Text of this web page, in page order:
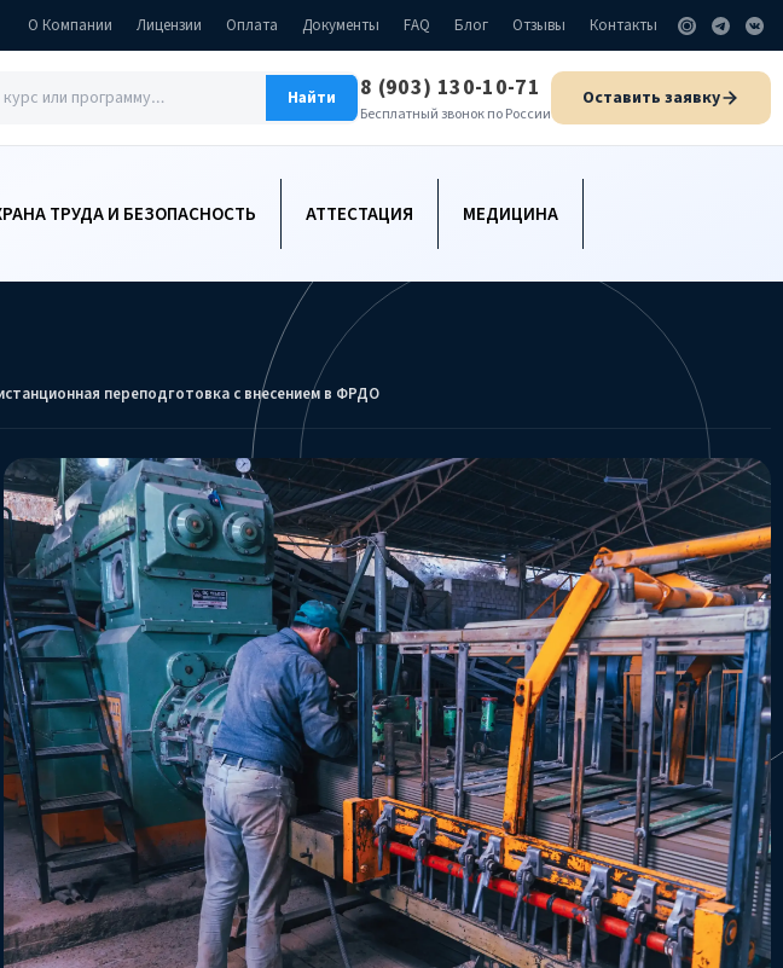
О Компании Лицензии Оплата Документы FAQ Блог Отзывы Контакты
Найти 8 (903) 130-10-71
Бесплатный звонок по России
Оставить заявку
ТРУДА И БЕЗОПАСНОСТЬ АТТЕСТАЦИЯ МЕДИЦИНА
переподготовка с внесением в ФРДО